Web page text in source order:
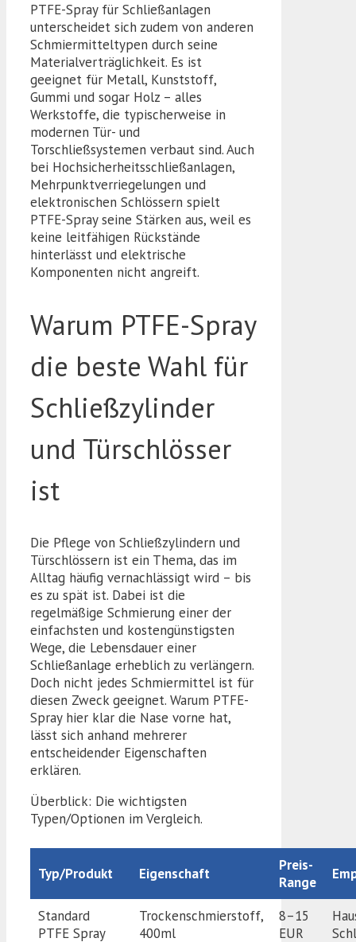
PTFE-Spray für Schließanlagen
unterscheidet sich zudem von anderen
Schmiermitteltypen durch seine
Materialverträglichkeit. Es ist
geeignet für Metall, Kunststoff,
Gummi und sogar Holz – alles
Werkstoffe, die typischerweise in
modernen Tür- und
Torschließsystemen verbaut sind. Auch
bei Hochsicherheitsschließanlagen,
Mehrpunktverriegelungen und
elektronischen Schlössern spielt
PTFE-Spray seine Stärken aus, weil es
keine leitfähigen Rückstände
hinterlässt und elektrische
Komponenten nicht angreift.
Warum PTFE-Spray
die beste Wahl für
Schließzylinder
und Türschlösser
ist
Die Pflege von Schließzylindern und
Türschlössern ist ein Thema, das im
Alltag häufig vernachlässigt wird – bis
es zu spät ist. Dabei ist die
regelmäßige Schmierung einer der
einfachsten und kostengünstigsten
Wege, die Lebensdauer einer
Schließanlage erheblich zu verlängern.
Doch nicht jedes Schmiermittel ist für
diesen Zweck geeignet. Warum PTFE-
Spray hier klar die Nase vorne hat,
lässt sich anhand mehrerer
entscheidender Eigenschaften
erklären.
Überblick: Die wichtigsten
Typen/Optionen im Vergleich.
Typ/Produkt Eigenschaft
Preis-
Range
Standard
PTFE Spray
Trockenschmierstoff,
400ml
8–15
EUR